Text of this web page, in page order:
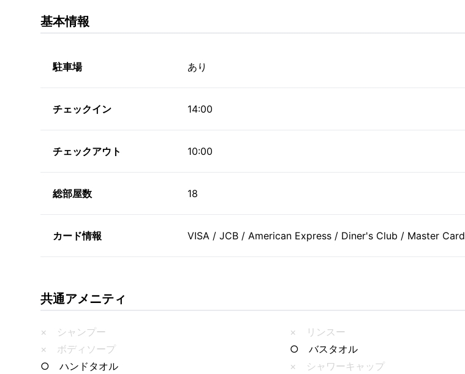
基本情報
駐車場 あり
チェックイン 14:00
チェックアウト 10:00
総部屋数 18
カード情報 VISA / JCB / American Express / Diner's Club / Master Card
共通アメニティ
× シャンプー
× リンスー
× ボディソープ
○ バスタオル
○ ハンドタオル
× シャワーキャップ